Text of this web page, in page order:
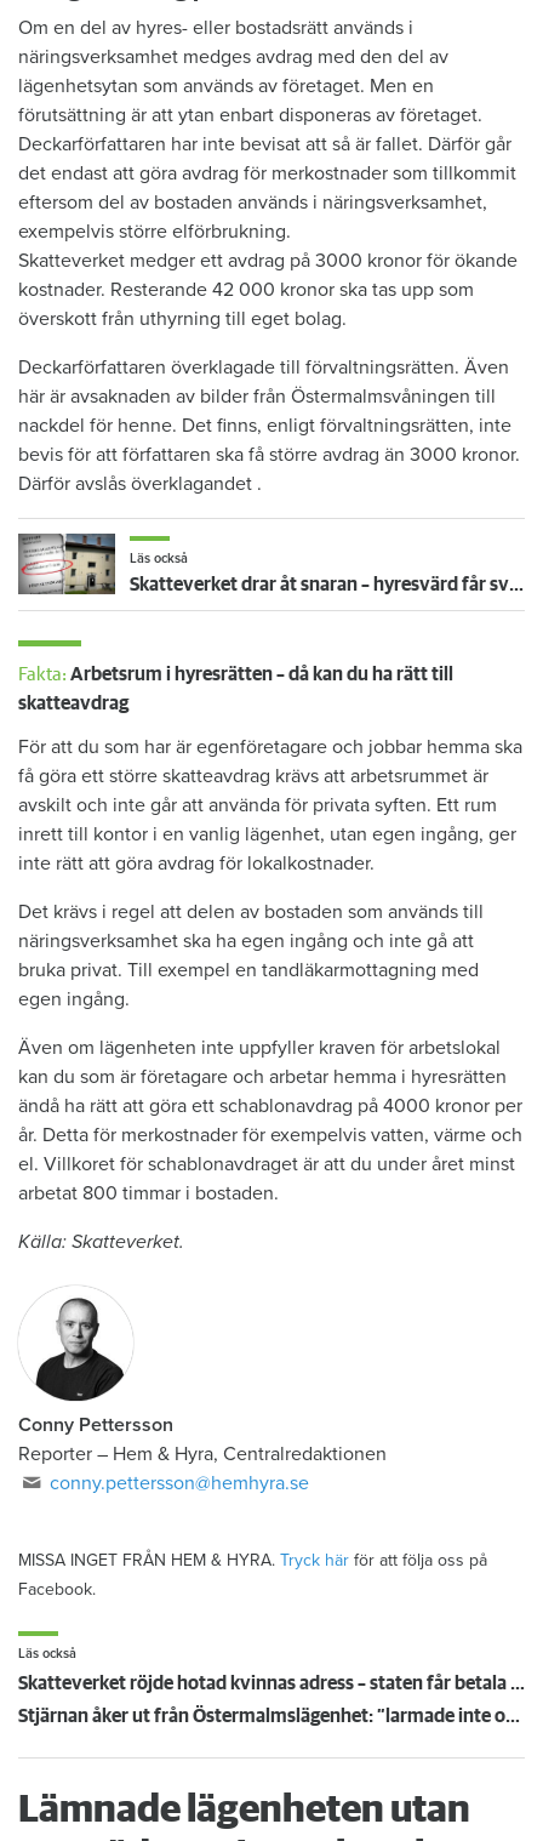
Om en del av hyres- eller bostadsrätt används i
näringsverksamhet medges avdrag med den del av
lägenhetsytan som används av företaget. Men en
förutsättning är att ytan enbart disponeras av företaget.
Deckarförfattaren har inte bevisat att så är fallet. Därför går
det endast att göra avdrag för merkostnader som tillkommit
eftersom del av bostaden används i näringsverksamhet,
exempelvis större elförbrukning.
Skatteverket medger ett avdrag på 3000 kronor för ökande
kostnader. Resterande 42 000 kronor ska tas upp som
överskott från uthyrning till eget bolag.
Deckarförfattaren överklagade till förvaltningsrätten. Även
här är avsaknaden av bilder från Östermalmsvåningen till
nackdel för henne. Det finns, enligt förvaltningsrätten, inte
bevis för att författaren ska få större avdrag än 3000 kronor.
Därför avslås överklagandet .
Läs också
Skatteverket drar åt snaran – hyresvärd får svårare att driva företag
Fakta: Arbetsrum i hyresrätten – då kan du ha rätt till
skatteavdrag
För att du som har är egenföretagare och jobbar hemma ska
få göra ett större skatteavdrag krävs att arbetsrummet är
avskilt och inte går att använda för privata syften. Ett rum
inrett till kontor i en vanlig lägenhet, utan egen ingång, ger
inte rätt att göra avdrag för lokalkostnader.
Det krävs i regel att delen av bostaden som används till
näringsverksamhet ska ha egen ingång och inte gå att
bruka privat. Till exempel en tandläkarmottagning med
egen ingång.
Även om lägenheten inte uppfyller kraven för arbetslokal
kan du som är företagare och arbetar hemma i hyresrätten
ändå ha rätt att göra ett schablonavdrag på 4000 kronor per
år. Detta för merkostnader för exempelvis vatten, värme och
el. Villkoret för schablonavdraget är att du under året minst
arbetat 800 timmar i bostaden.
Källa: Skatteverket.
Conny Pettersson
Reporter – Hem & Hyra, Centralredaktionen
conny.pettersson@hemhyra.se
MISSA INGET FRÅN HEM & HYRA. Tryck här för att följa oss på
Facebook.
Läs också
Skatteverket röjde hotad kvinnas adress – staten får betala skadestånd
Stjärnan åker ut från Östermalmslägenhet: ”larmade inte om fuktskada”
Lämnade lägenheten utan